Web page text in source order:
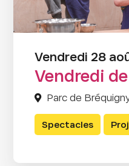
Vendredi 28
Vendredi
Parc de
Spectacles